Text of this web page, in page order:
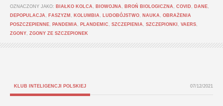
OZNACZONY JAKO: BIAŁKO KOLCA BIOWOJNA BROŃ BIOLOGICZNA COVID DANE
DEPOPULACJA
FASZYZM KOLUMBIA LUDOBÓJSTWO NAUKA
OBRAŻENIA
POSZCZEPIENNE
PANDEMIA PLANDEMIC SZCZEPIENIA SZCZEPIONKI VAERS
ZGONY ZGONY ZE SZCZEPIONEK
KLUB INTELIGENCJI POLSKIEJ 07/12/2021